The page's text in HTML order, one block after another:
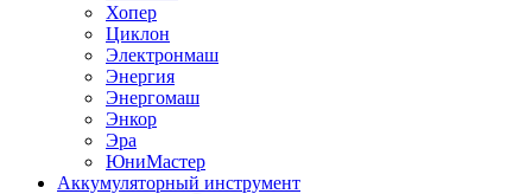
Хопер
Циклон
Электронмаш
Энергия
Энергомаш
Энкор
Эра
ЮниМастер
Аккумуляторный инструмент